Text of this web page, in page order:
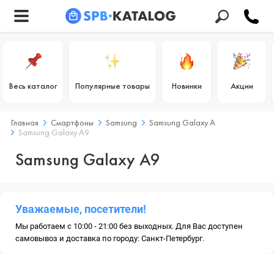
Весь каталог Популярные товары Новинки Акции
Главная Смартфоны Samsung
Samsung Galaxy A
Samsung Galaxy A9
Samsung Galaxy A9
Уважаемые, посетители!
Мы работаем с 10:00 - 21:00 без выходных. Для Вас доступен
самовывоз и доставка по городу: Санкт-Петербург.